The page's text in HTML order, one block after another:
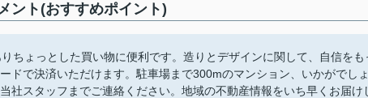
ント(おすすめポイント)
ょっとした買い物に便利です。造りとデザインに関して、自信をも
ドで決済いただけます。駐車場まで300mのマンション、いかがでし
社スタッフまでご連絡ください。地域の不動産情報をいち早くお届け